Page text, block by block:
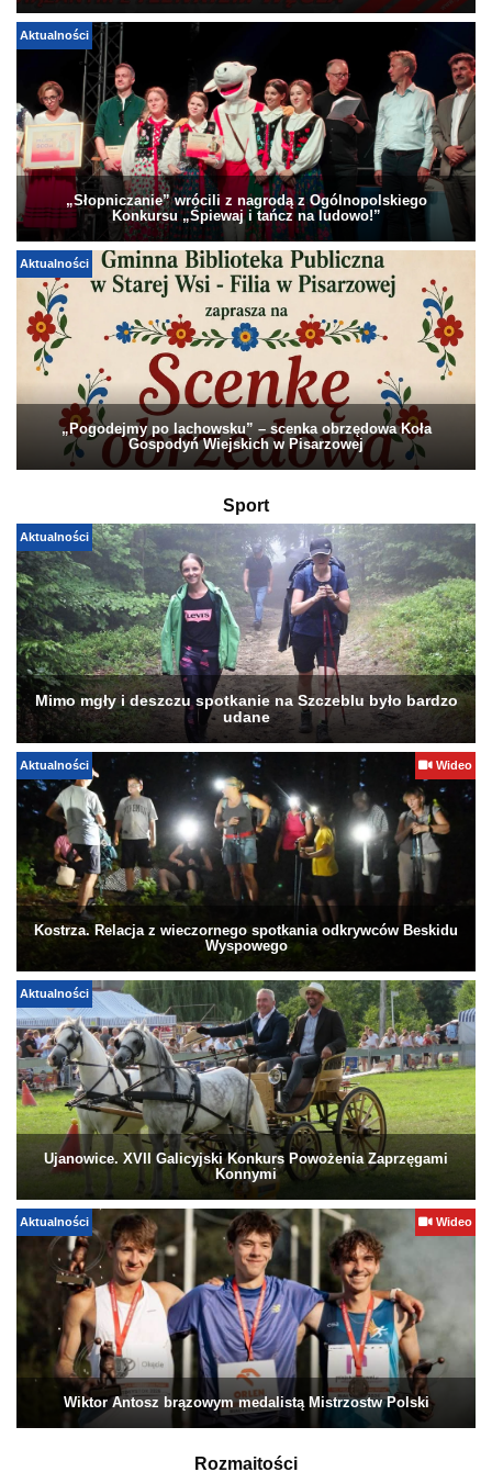
Aktualności
„Słopniczanie” wrócili z nagrodą z Ogólnopolskiego
Konkursu „Śpiewaj i tańcz na ludowo!”
Aktualności
„Pogodejmy po lachowsku” – scenka obrzędowa Koła
Gospodyń Wiejskich w Pisarzowej
Sport
Aktualności
Mimo mgły i deszczu spotkanie na Szczeblu było bardzo
udane
Aktualności Wideo
Kostrza. Relacja z wieczornego spotkania odkrywców Beskidu
Wyspowego
Aktualności
Ujanowice. XVII Galicyjski Konkurs Powożenia Zaprzęgami
Konnymi
Aktualności Wideo
Wiktor Antosz brązowym medalistą Mistrzostw Polski
Rozmaitości